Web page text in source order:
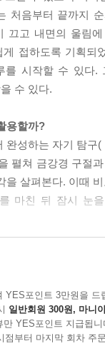
가?
수 없구나.
법무아 득성어인)
안다면 인내심을 성
것일까?
일치한다면, 알아
.
여여부동)
한결같이 움직이지
부터 성공과 실패
처음부터 끝까지
끄고 내면의 울림
접하도록 기획
를 시작할 수 있다
수 있다.
용할까?
완성하는 자기 탐구
펼쳐 금강경 구절
을 살펴본다. 이때
마친 뒤 잠시 눈
을 아크릴스탠드
버튼’이 되어 줄 것
의 틈새에서 다시
듯이 포토카드는
YES포인트 3만원을 드
일반회원 300원, 마니
YES포인트 지급됩니
점부터 마지막 회차 주